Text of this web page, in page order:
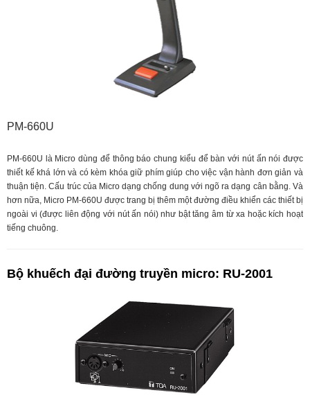
PM-660U
PM-660U là Micro dùng để thông báo chung kiểu để bàn với nút ấn nói được
thiết kế khá lớn và có kèm khóa giữ phím giúp cho việc vận hành đơn giản và
thuận tiện. Cấu trúc của Micro dạng chống dung với ngõ ra dạng cân bằng. Và
hơn nữa, Micro PM-660U được trang bị thêm một đường điều khiển các thiết bị
ngoài vi (được liên động với nút ấn nói) như bật tăng âm từ xa hoặc kích hoạt
tiếng chuông.
Bộ khuếch đại đường truyền micro: RU-2001